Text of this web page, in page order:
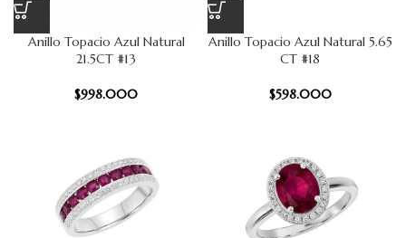
Anillo Topacio Azul Natural
21.5CT #13
$998.000
Anillo Topacio Azul Natural 5.65
CT #18
$598.000